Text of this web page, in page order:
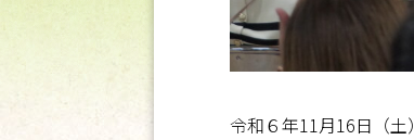
令和６年11月16日（土）